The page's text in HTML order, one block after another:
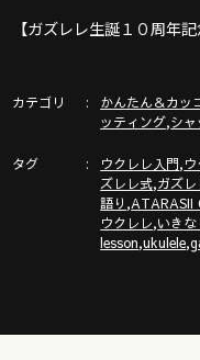
【ガズレレ生誕１０周年
ガズ使用中のウクレレ→
Amazonにて大好評販売
https://amzn.asia/d/
カテゴリ かんたん＆カッ
ッティング,シ
タグ ウクレレ入門,
ズレレ式,ガズレ
語り ,ATARASII
ウクレレ,いき
lesson,ukulele,